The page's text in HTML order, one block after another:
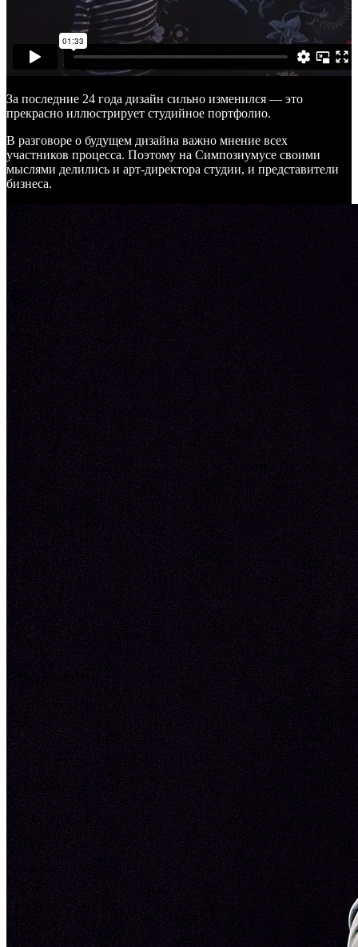
За последние 24 года дизайн сильно изменился — это
прекрасно иллюстрирует студийное портфолио.
В разговоре о будущем дизайна важно мнение всех
участников процесса. Поэтому на Симпозиумусе своими
мыслями делились и арт-директора студии, и представители
бизнеса.